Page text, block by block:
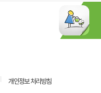
개인정보 처리방침